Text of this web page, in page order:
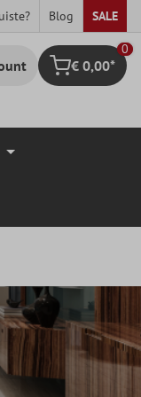
Blog SALE
Winkelmandje
0
€ 0,00*